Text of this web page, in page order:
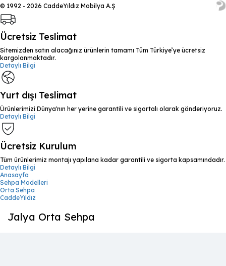
© 1992 - 2026 CaddeYıldız Mobilya A.Ş
Ücretsiz Teslimat
Sitemizden satın alacağınız ürünlerin tamamı Tüm Türkiye’ye ücretsiz
kargolanmaktadır.
Detaylı Bilgi
Yurt dışı Teslimat
Ürünlerimizi Dünya'nın her yerine garantili ve sigortalı olarak gönderiyoruz.
Detaylı Bilgi
Ücretsiz Kurulum
Tüm ürünlerimiz montajı yapılana kadar garantili ve sigorta kapsamındadır.
Detaylı Bilgi
Anasayfa
Sehpa Modelleri
Orta Sehpa
CaddeYıldız
Jalya Orta Sehpa